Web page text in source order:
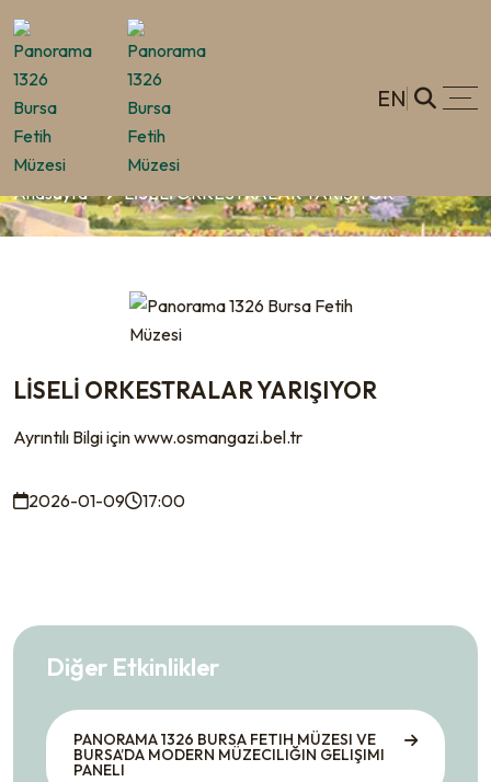
EN
LİSELİ ORKESTRALAR YARIŞIYOR
Anasayfa LİSELİ ORKESTRALAR YARIŞIYOR
LİSELİ ORKESTRALAR YARIŞIYOR
Ayrıntılı Bilgi için www.osmangazi.bel.tr
2026-01-09 17:00
Diğer Etkinlikler
PANORAMA 1326 BURSA FETIH MÜZESI VE
BURSA’DA MODERN MÜZECILIĞIN GELIŞIMI
PANELI